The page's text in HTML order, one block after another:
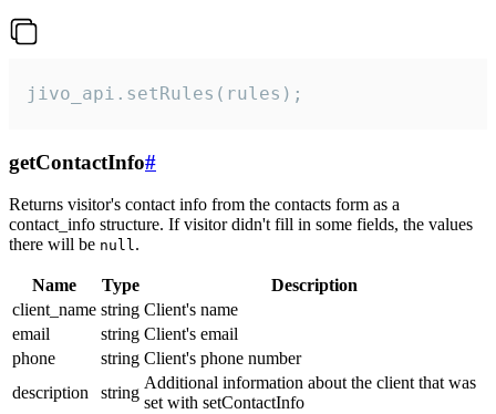
jivo_api.setRules(rules);
getContactInfo#
Returns visitor's contact info from the contacts form as a
contact_info structure. If visitor didn't fill in some fields, the values
there will be null.
Name Type
Description
client_name string Client's name
email
string Client's email
phone
string Client's phone number
description
string
Additional information about the client that was
set with setContactInfo